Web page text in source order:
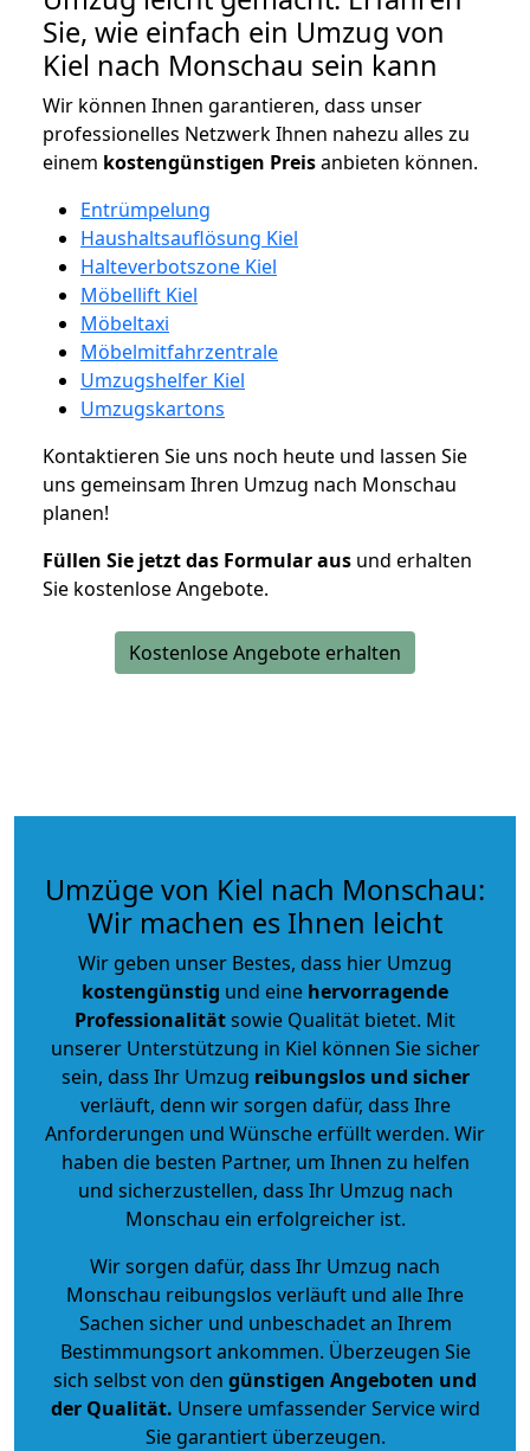
Sie, wie einfach ein Umzug von
Kiel nach Monschau sein kann
Wir können Ihnen garantieren, dass unser
professionelles Netzwerk Ihnen nahezu alles zu
einem kostengünstigen Preisanbieten können.
Entrümpelung
Haushaltsauflösung Kiel
Halteverbotszone Kiel
Möbellift Kiel
Möbeltaxi
Möbelmitfahrzentrale
Umzugshelfer Kiel
Umzugskartons
Kontaktieren Sie uns noch heute und lassen Sie
uns gemeinsam Ihren Umzug nach Monschau
planen!
Füllen Sie jetzt das Formular aus und erhalten
Sie kostenlose Angebote.
Kostenlose Angebote erhalten
Umzüge von Kiel nach Monschau:
Wir machen es Ihnen leicht
Wir geben unser Bestes, dass hier Umzug
kostengünstig und eine hervorragende
Professionalitätsowie Qualität bietet. Mit
unserer Unterstützung in Kiel können Sie sicher
sein, dass Ihr Umzug reibungslos und sicher
verläuft, denn wir sorgen dafür, dass Ihre
Anforderungen und Wünsche erfüllt werden. Wir
haben die besten Partner, um Ihnen zu helfen
und sicherzustellen, dass Ihr Umzug nach
Monschau ein erfolgreicher ist.
Wir sorgen dafür, dass Ihr Umzug nach
Monschau reibungslos verläuft und alle Ihre
Sachen sicher und unbeschadet an Ihrem
Bestimmungsort ankommen. Überzeugen Sie
sich selbst von den günstigen Angeboten und
der Qualität. Unsere umfassender Service wird
Sie garantiert überzeugen.